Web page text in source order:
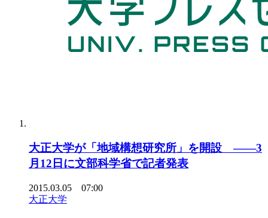
大正大学が「地域構想研究所」を開設 ――3
月12日に文部科学省で記者発表
2015.03.05 07:00
大正大学